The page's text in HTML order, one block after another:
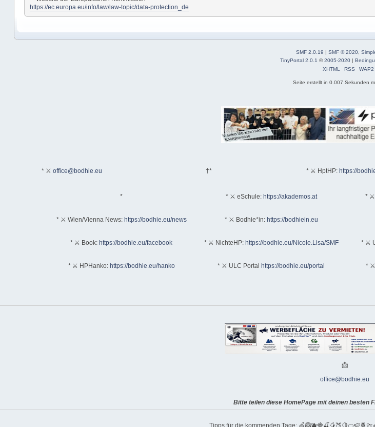
https://ec.europa.eu/info/law/law-topic/data-protection_de
SMF 2.0.19 | SMF © 2020,
TinyPortal 2.0.1 ©2005-2020 |
XHTML
RSS WAP2
Seite erstellt in 0.007 Sekunden
* ⚔ office@bodhie.eu †* * ⚔ HptHP: https://
* * ⚔ eSchule: https://akademos.at * ⚔
* ⚔ Wien/Vienna News: https://bodhie.eu/news * ⚔ Bodhie*in: https://bodhiein.eu
* ⚔ Book: https://bodhie.eu/facebook * ⚔ NichteHP: https://bodhie.eu/Nicole.Lisa/SMF * ⚔
* ⚔ HPHanko: https://bodhie.eu/hanko * ⚔ ULC Portal https://bodhie.eu/portal * ⚔
📩
office@bodhie.eu
Bitte teilen diese HomePage mit deinen besten